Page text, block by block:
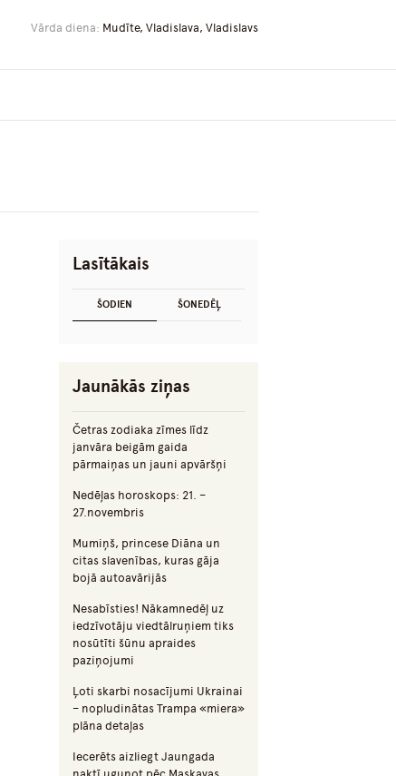
Vārda diena: Mudīte, Vladislava, Vladislavs
Lasītākais
ŠODIEN ŠONEDĒĻ
Jaunākās ziņas
Četras zodiaka zīmes līdz
janvāra beigām gaida
pārmaiņas un jauni apvāršņi
Nedēļas horoskops: 21. –
27.novembris
Mumiņš, princese Diāna un
citas slavenības, kuras gāja
bojā autoavārijās
Nesabīsties! Nākamnedēļ uz
iedzīvotāju viedtālruņiem tiks
nosūtīti šūnu apraides
paziņojumi
Ļoti skarbi nosacījumi Ukrainai
– nopludinātas Trampa «miera»
plāna detaļas
Iecerēts aizliegt Jaungada